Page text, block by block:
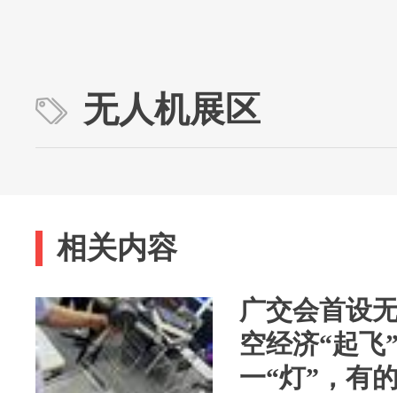
无人机展区
相关内容
广交会首设
空经济“起飞
一“灯”，有